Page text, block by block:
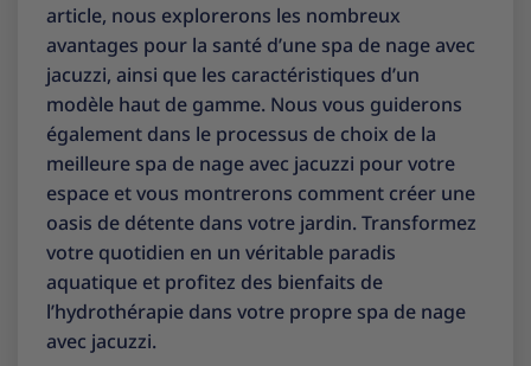
article, nous explorerons les nombreux
avantages pour la santé d’une spa de nage avec
jacuzzi, ainsi que les caractéristiques d’un
modèle haut de gamme. Nous vous guiderons
également dans le processus de choix de la
meilleure spa de nage avec jacuzzi pour votre
espace et vous montrerons comment créer une
oasis de détente dans votre jardin. Transformez
votre quotidien en un véritable paradis
aquatique et profitez des bienfaits de
l’hydrothérapie dans votre propre spa de nage
avec jacuzzi.